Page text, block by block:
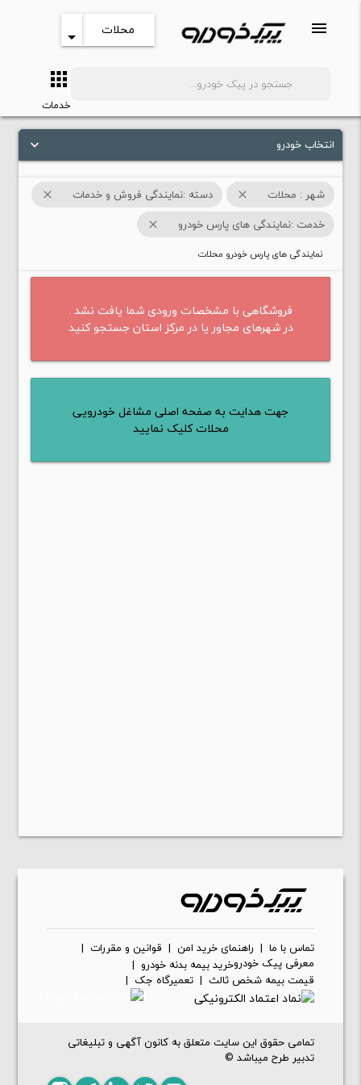
menu محلات arrow_drop_down
apps
خدمات
keyboard_arrow_down انتخاب خودرو
شهر : محلات close دسته :نمایندگی فروش و خدمات close
خدمت :نمایندگی های پارس خودرو close
نمایندگی های پارس خودرو محلات
فروشگاهی با مشخصات ورودی شما یافت نشد .
در شهرهای مجاور یا در مرکز استان جستجو کنید
جهت هدایت به صفحه اصلی مشاغل خودرویی
محلات کلیک نمایید
تماس با ما| راهنمای خرید امن| قوانین و مقررات|
معرفی پیک خودروخرید بیمه بدنه خودرو|
قیمت بیمه شخص ثالث| تعمیرگاه جک |
تمامی حقوق این سایت متعلق به کانون آگهی و تبلیغاتی
تدبیر طرح میباشد ©